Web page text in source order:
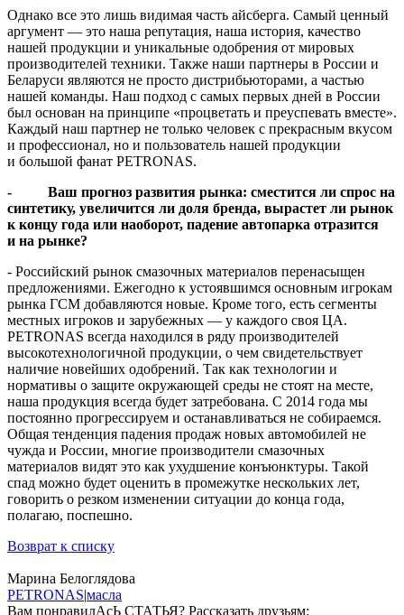
Однако все это лишь видимая часть айсберга. Самый ценный
аргумент — это наша репутация, наша история, качество
нашей продукции и уникальные одобрения от мировых
производителей техники. Также наши партнеры в России и
Беларуси являются не просто дистрибьюторами, а частью
нашей команды. Наш подход с самых первых дней в России
был основан на принципе «процветать и преуспевать вместе».
Каждый наш партнер не только человек с прекрасным вкусом
и профессионал, но и пользователь нашей продукции
и большой фанат PETRONAS.
- Ваш прогноз развития рынка: сместится ли спрос на
синтетику, увеличится ли доля бренда, вырастет ли рынок
к концу года или наоборот, падение автопарка отразится
и на рынке?
- Российский рынок смазочных материалов перенасыщен
предложениями. Ежегодно к устоявшимся основным игрокам
рынка ГСМ добавляются новые. Кроме того, есть сегменты
местных игроков и зарубежных — у каждого своя ЦА.
PETRONAS всегда находился в ряду производителей
высокотехнологичной продукции, о чем свидетельствует
наличие новейших одобрений. Так как технологии и
нормативы о защите окружающей среды не стоят на месте,
наша продукция всегда будет затребована. С 2014 года мы
постоянно прогрессируем и останавливаться не собираемся.
Общая тенденция падения продаж новых автомобилей не
чужда и России, многие производители смазочных
материалов видят это как ухудшение конъюнктуры. Такой
спад можно будет оценить в промежутке нескольких лет,
говорить о резком изменении ситуации до конца года,
полагаю, поспешно.
Возврат к списку
Марина Белоглядова
PETRONAS|масла
Вам понравилАсЬ СТАТЬЯ? Рассказать друзьям: